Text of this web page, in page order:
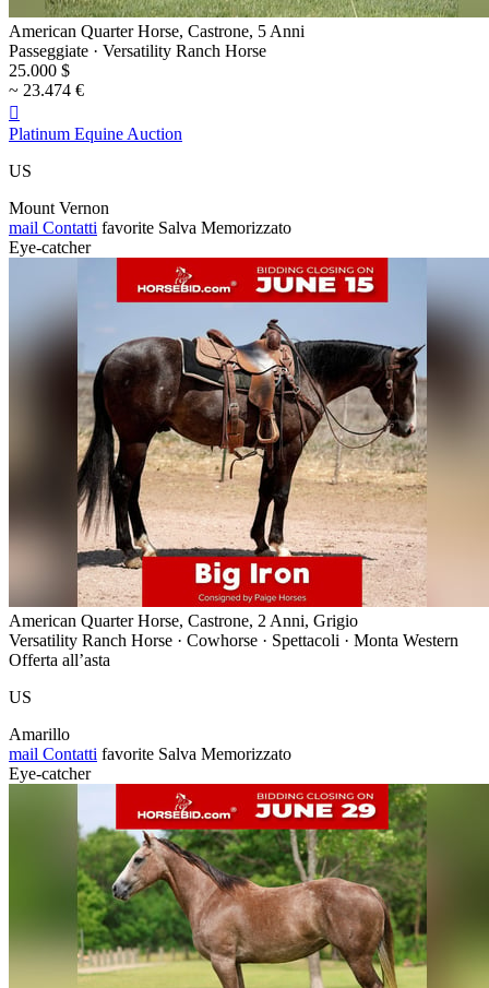
American Quarter Horse, Castrone, 5 Anni
Passeggiate · Versatility Ranch Horse
25.000 $
~ 23.474 €

Platinum Equine Auction
US
Mount Vernon
mail Contatti favorite Salva Memorizzato
Eye-catcher
American Quarter Horse, Castrone, 2 Anni, Grigio
Versatility Ranch Horse · Cowhorse · Spettacoli · Monta Western
Offerta all’asta
US
Amarillo
mail Contatti favorite Salva Memorizzato
Eye-catcher